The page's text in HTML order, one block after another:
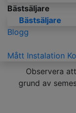
Bästsäljare
Bästsäljare
Blogg
Mått Instalation
Observera
grund av